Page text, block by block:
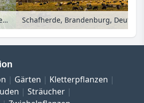
Naturschutzgebiet im Spandauer Forst, Berlin, Deutschland Schafherde, Brandenburg,
Gärten
Kletterpflanzen
Sträucher